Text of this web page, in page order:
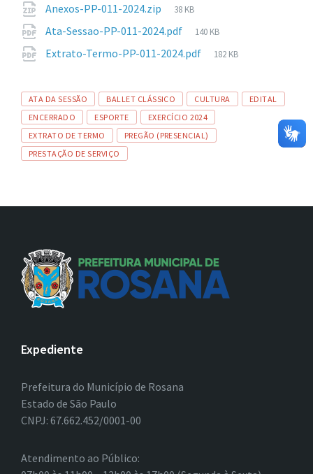
Anexos-PP-011-2024.zip
Tamanho
arquivo:
38 KB
Ata-Sessao-PP-011-2024.pdf
Tamanho
arquivo:
140 KB
Extrato-Termo-PP-011-2024.pdf
Tamanho
182 KB
Tags
ATA DA SESSÃO BALLET CLÁSSICO CULTURA
EDITAL
ENCERRADO
ESPORTE
EXERCÍCIO 2024
EXTRATO DE TERMO
PREGÃO (PRESENCIAL)
PRESTAÇÃO DE SERVIÇO
Expediente
Prefeitura do Município de Rosana
Estado de São Paulo
CNPJ: 67.662.452/0001-00
Atendimento ao Público: